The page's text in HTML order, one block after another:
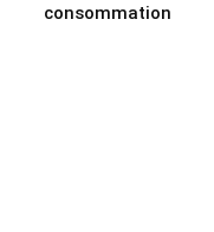
consommation